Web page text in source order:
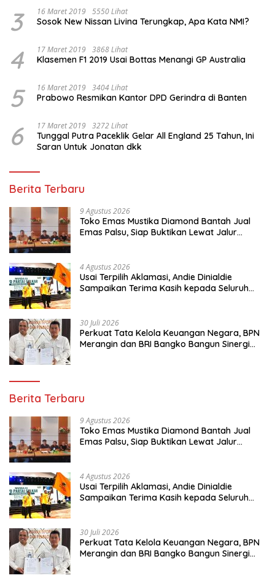
3 16 Maret 2019 5550 Lihat
Sosok New Nissan Livina Terungkap, Apa Kata NMI?
4 17 Maret 2019 3868 Lihat
Klasemen F1 2019 Usai Bottas Menangi GP Australia
5 16 Maret 2019 3404 Lihat
Prabowo Resmikan Kantor DPD Gerindra di Banten
6 17 Maret 2019 3272 Lihat
Tunggal Putra Paceklik Gelar All England 25 Tahun, Ini
Saran Untuk Jonatan dkk
Berita Terbaru
9 Agustus 2026
Toko Emas Mustika Diamond Bantah Jual
Emas Palsu, Siap Buktikan Lewat Jalur
4 Agustus 2026
Usai Terpilih Aklamasi, Andie Dinialdie
Sampaikan Terima Kasih kepada Seluruh
30 Juli 2026
Perkuat Tata Kelola Keuangan Negara, BPN
Merangin dan BRI Bangko Bangun Sinergi
Berita Terbaru
9 Agustus 2026
Toko Emas Mustika Diamond Bantah Jual
Emas Palsu, Siap Buktikan Lewat Jalur
4 Agustus 2026
Usai Terpilih Aklamasi, Andie Dinialdie
Sampaikan Terima Kasih kepada Seluruh
30 Juli 2026
Perkuat Tata Kelola Keuangan Negara, BPN
Merangin dan BRI Bangko Bangun Sinergi